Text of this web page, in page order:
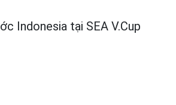
Indonesia tại SEA V.Cup